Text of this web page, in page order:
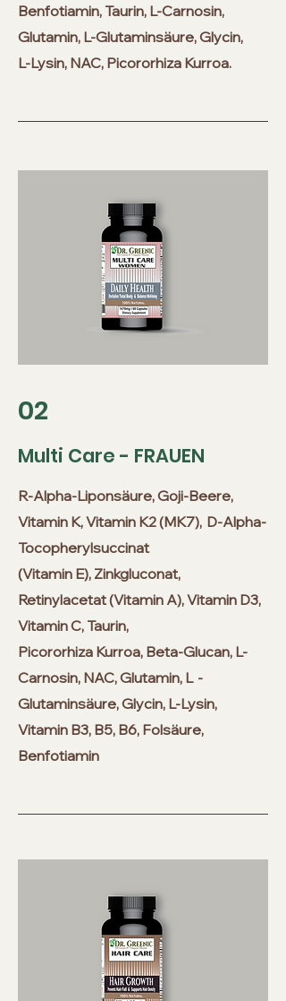
Benfotiamin, Taurin, L-Carnosin,
Glutamin, L-Glutaminsäure, Glycin,
L-Lysin, NAC, Picororhiza Kurroa.
02
Multi Care - FRAUEN
R-Alpha-Liponsäure, Goji-Beere,
Vitamin K, Vitamin K2 (MK7), D-Alpha-
Tocopherylsuccinat
(Vitamin E), Zinkgluconat,
Retinylacetat (Vitamin A), Vitamin D3,
Vitamin C, Taurin,
Picororhiza Kurroa, Beta-Glucan, L-
Carnosin, NAC, Glutamin, L -
Glutaminsäure, Glycin, L-Lysin,
Vitamin B3, B5, B6, Folsäure,
Benfotiamin